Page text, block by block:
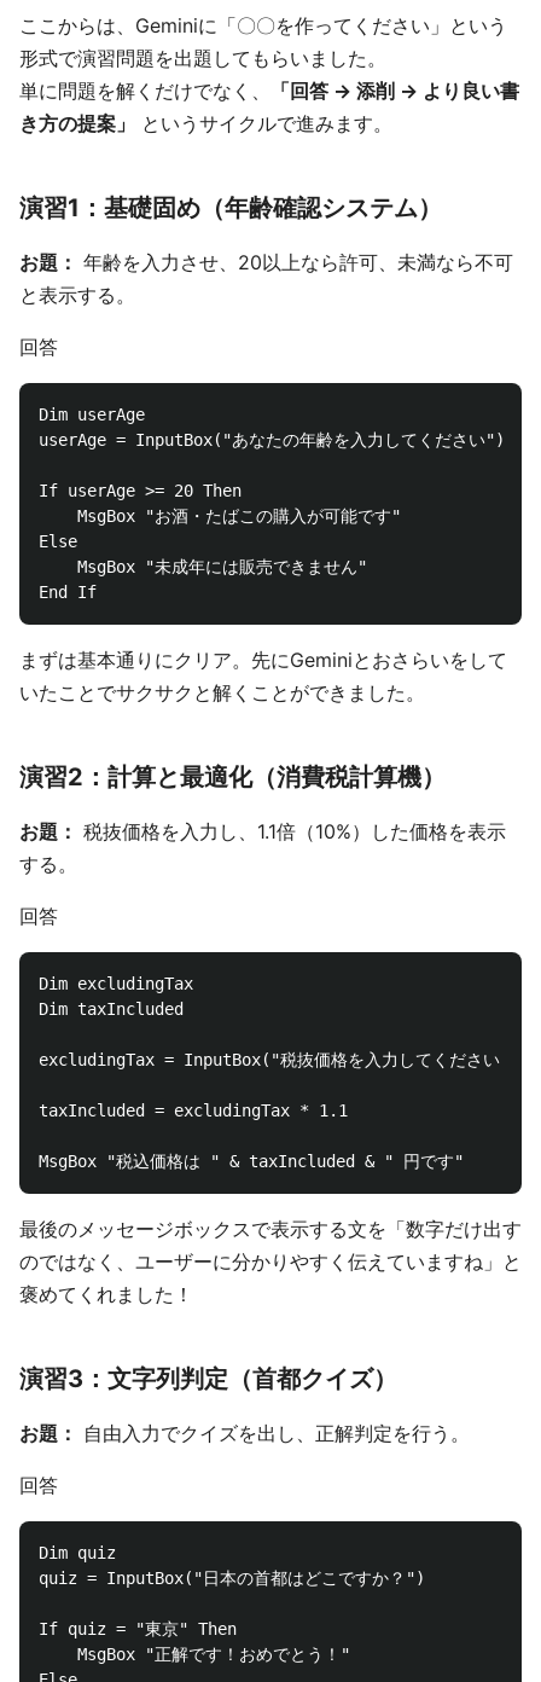
ここからは、Geminiに「〇〇を作ってください」という
形式で演習問題を出題してもらいました。
単に問題を解くだけでなく、
「回答 → 添削 → より良い書
き方の提案」
というサイクルで進みます。
演習1：基礎固め（年齢確認システム）
お題： 年齢を入力させ、20以上なら許可、未満なら不可
と表示する。
回答
Dim userAge
userAge = InputBox("あなたの年齢を入力してください")
If userAge >= 20 Then
    MsgBox "お酒・たばこの購入が可能です"
Else
    MsgBox "未成年には販売できません"
まずは基本通りにクリア。先にGeminiとおさらいをして
いたことでサクサクと解くことができました。
演習2：計算と最適化（消費税計算機）
お題： 税抜価格を入力し、1.1倍（10%）した価格を表示
する。
回答
Dim excludingTax
Dim taxIncluded
excludingTax = InputBox("税抜価格を入力してください")
taxIncluded = excludingTax * 1.1
最後のメッセージボックスで表示する文を「数字だけ出す
のではなく、ユーザーに分かりやすく伝えていますね」と
褒めてくれました！
演習3：文字列判定（首都クイズ）
お題： 自由入力でクイズを出し、正解判定を行う。
回答
Dim quiz
quiz = InputBox("日本の首都はどこですか？")
If quiz = "東京" Then
    MsgBox "正解です！おめでとう！"